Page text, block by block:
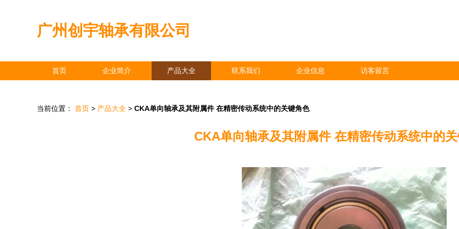
广州创宇轴承有限公司
首页 企业简介 产品大全 联系我们 企业信息 访客留言
当前位置： 首页 > 产品大全 > CKA单向轴承及其附属件 在精密传动系统中的关键角色
CKA单向轴承及其附属件 在精密传动系统中的